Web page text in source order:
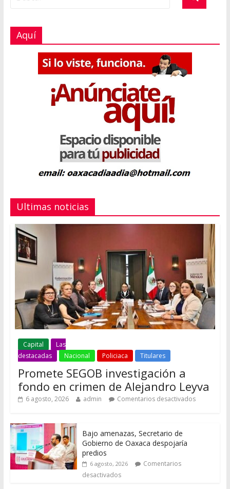
Aquí
Ultimas noticias
Capital
Las
destacadas
Nacional Policiaca Titulares
Promete SEGOB investigación a
fondo en crimen de Alejandro Leyva
6 agosto, 2026 admin Comentarios desactivados
Bajo amenazas, Secretario de
Gobierno de Oaxaca despojaría
predios
6 agosto, 2026
Comentarios
desactivados